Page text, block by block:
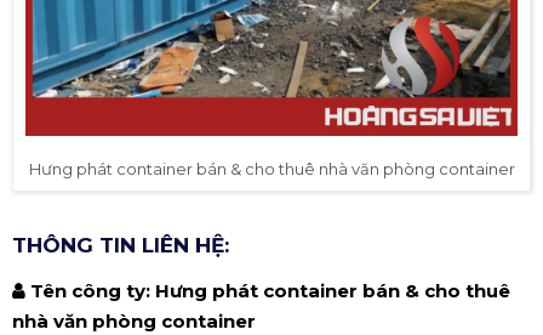
Hưng phát container bán & cho thuê nhà văn phòng container
THÔNG TIN LIÊN HỆ:
Tên công ty: Hưng phát container bán & cho thuê
nhà văn phòng container